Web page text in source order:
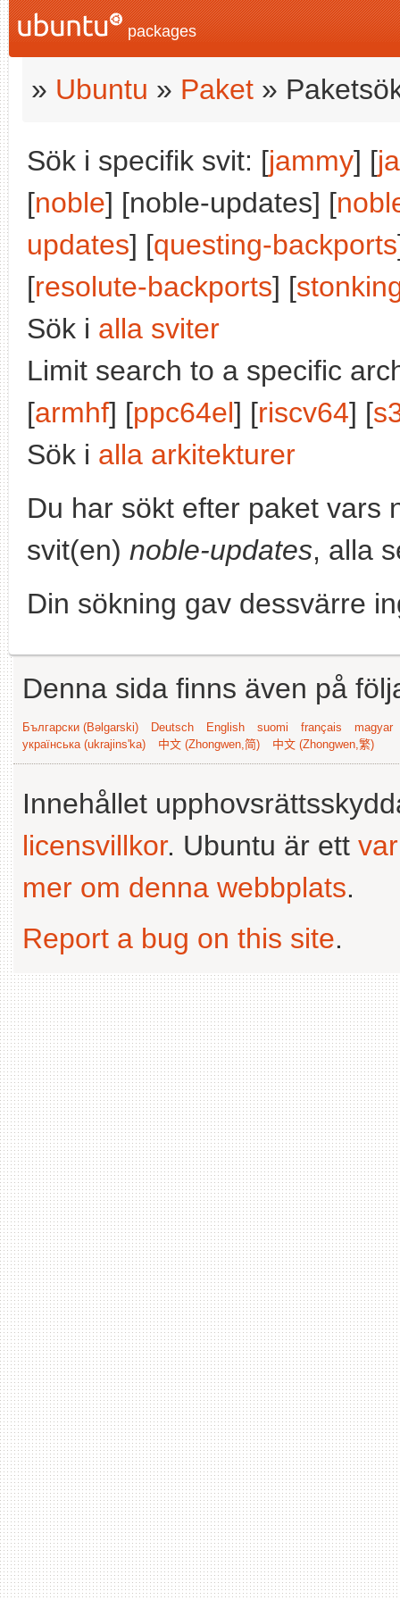
packages
» Ubuntu » Paket »
Sök i specifik svit: [jammy] [
[noble] [noble-updates] [
updates] [questing-backports
[resolute-backports] [
Sök i alla sviter
Limit search to a specific
[armhf] [ppc64el] [riscv64] [
Sök i alla arkitekturer
Du har sökt efter paket vars
svit(en) noble-updates, alla
Din sökning gav dessvärre
Denna sida finns även på
Български (Bəlgarski) Deutsch English suomi français
magyar
українська (ukrajins'ka)
中文 (Zhongwen,简) 中文 (Zhongwen,繁)
Innehållet
licensvillkor. Ubuntu är ett
mer om denna webbplats.
Report a bug on this site.